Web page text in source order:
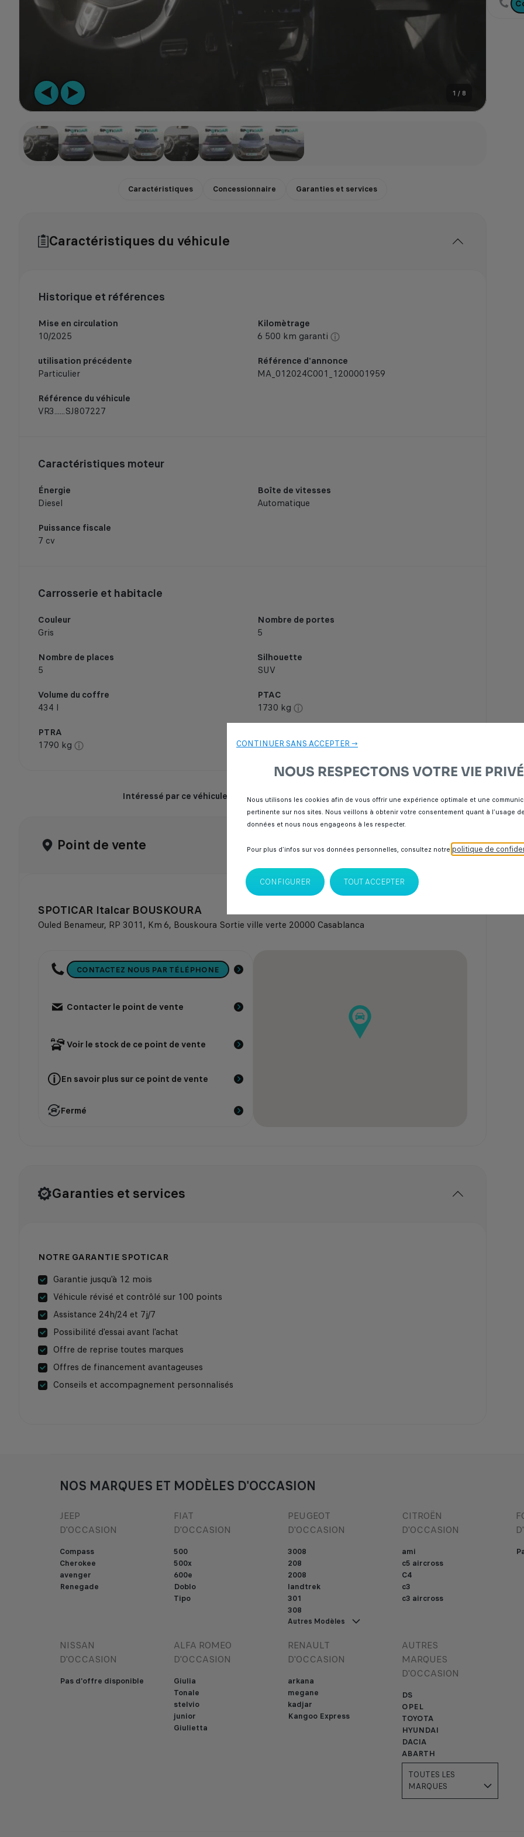
1 /8
Caractéristiques Concessionnaire Garanties et services
Caractéristiques du véhicule
Historique et références
Mise en circulation
10/2025
Kilomètrage
6 500 km garanti
utilisation précédente
Particulier
Référence d'annonce
MA_012024C001_1200001959
Référence du véhicule
VR3......SJ807227
Caractéristiques moteur
Énergie
Diesel
Boîte de vitesses
Automatique
Puissance fiscale
7 cv
Carrosserie et habitacle
Couleur
Gris
Nombre de portes
5
Nombre de places
5
Silhouette
SUV
Volume du coffre
434 l
PTAC
1730 kg
PTRA
1790 kg
Intéressé par ce véhicule ? Venez l’essayerDemande d'essai
Point de vente
SPOTICAR Italcar BOUSKOURA
Ouled Benameur, RP 3011, Km 6, Bouskoura Sortie ville verte 20000 Casablanca
CONTACTEZ NOUS PAR TÉLÉPHONE
Contacter le point de vente
Voir le stock de ce point de vente
En savoir plus sur ce point de vente
Fermé
Garanties et services
NOTRE GARANTIE SPOTICAR
Garantie jusqu'à 12 mois
Véhicule révisé et contrôlé sur 100 points
Assistance 24h/24 et 7j/7
Possibilité d'essai avant l'achat
Offre de reprise toutes marques
Offres de financement avantageuses
Conseils et accompagnement personnalisés
NOS MARQUES ET MODÈLES D'OCCASION
JEEP
D'OCCASION
Compass
Cherokee
avenger
Renegade
FIAT
D'OCCASION
500
500x
600e
Doblo
Tipo
PEUGEOT
D'OCCASION
3008
208
2008
landtrek
301
308
Autres Modèles
CITROËN
D'OCCASION
ami
c5 aircross
C4
c3
c3 aircross
NISSAN
D'OCCASION
Pas d'offre disponible
ALFA ROMEO
D'OCCASION
Giulia
Tonale
stelvio
junior
Giulietta
RENAULT
D'OCCASION
arkana
megane
kadjar
Kangoo Express
AUTRES
MARQUES
D'OCCASION
DS
OPEL
TOYOTA
HYUNDAI
DACIA
ABARTH
TOUTES LES
MARQUES
CONTINUER SANS ACCEPTER →
NOUS RESPECTONS VOTRE VIE
Nous utilisons les cookies afin de vous offrir une expérience optimale et une
pertinente sur nos sites. Nous veillons à obtenir votre consentement quant à l’usage
données et nous nous engageons à les respecter.
Pour plus d’infos sur vos données personnelles, consultez notre politique de
CONFIGURER TOUT ACCEPTER